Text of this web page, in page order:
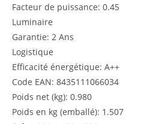
Facteur de puissance: 0.45
Luminaire
Garantie: 2 Ans
Logistique
Efficacité énergétique: A++
Code EAN: 8435111066034
Poids net (kg): 0.980
Poids en kg (emballé): 1.507